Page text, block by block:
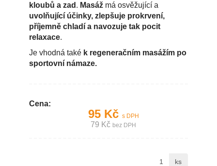
kloubů a zad . Masáž má osvěžující a
uvolňující účinky, zlepšuje prokrvení,
příjemně chladí a navozuje tak pocit
relaxace.
Je vhodná také k regeneračním masážím po
sportovní námaze.
Cena:
95 Kč s DPH
79 Kč bez DPH
ks